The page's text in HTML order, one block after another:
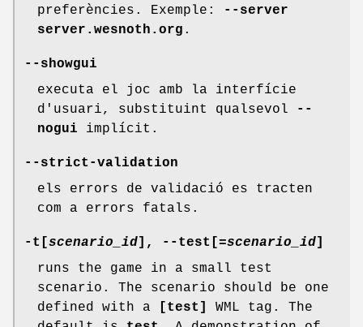
preferències. Exemple:
--server
server.wesnoth.org .
--showgui
executa el joc amb la interfície
d'usuari, substituint qualsevol
--
nogui implícit.
--strict-validation
els errors de validació es tracten
com a errors fatals.
-t[ scenario_id ], --test[ =scenario_id
runs the game in a small test
scenario. The scenario should be one
defined with a
[test]
WML tag. The